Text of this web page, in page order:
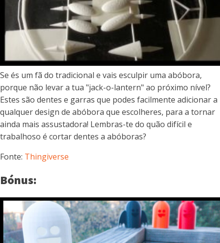
Se és um fã do tradicional e vais esculpir uma abóbora,
porque não levar a tua "jack-o-lantern" ao próximo nível?
Estes são dentes e garras que podes facilmente adicionar a
qualquer design de abóbora que escolheres, para a tornar
ainda mais assustadora! Lembras-te do quão difícil e
trabalhoso é cortar dentes a abóboras?
Fonte: Thingiverse
Bónus: